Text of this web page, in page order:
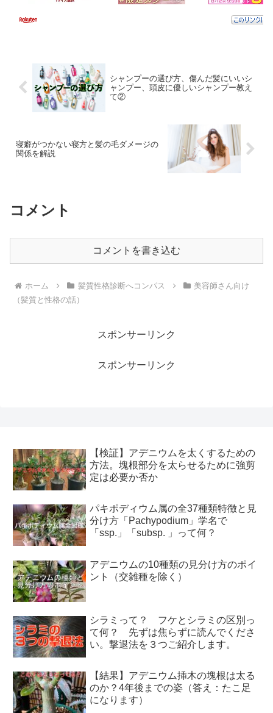
シャンプーの選び方、傷んだ髪にいいシ
ャンプー、頭皮に優しいシャンプー教え
て②
寝癖がつかない寝方と髪の毛ダメージの
関係を解説
コメント
コメントを書き込む
ホーム 髪質性格診断へコンパス
美容師さん向け
（髪質と性格の話）
スポンサーリンク
スポンサーリンク
【検証】アデニウムを太くするための
方法。塊根部分を太らせるために強剪
定は必要か否か
パキポディウム属の全37種類特徴と見
分け方「Pachypodium」学名で
「ssp.」「subsp. 」って何？
アデニウムの10種類の見分け方のポイ
ント（交雑種を除く）
シラミって？ フケとシラミの区別っ
て何？ 先ずは焦らずに読んでくださ
い。撃退法を３つご紹介します。
【結果】アデニウム挿木の塊根は太る
のか？4年後までの姿（答え：たこ足
になります）